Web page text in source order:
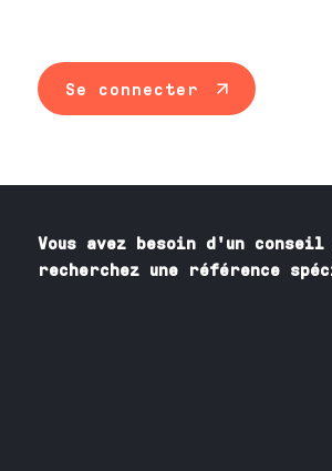
Se connecter
Vous avez besoin d'un conseil
recherchez une référence